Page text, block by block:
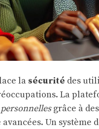
la sécurité des
La
grâce à
Un système